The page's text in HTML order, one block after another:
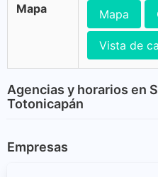
Mapa Mapa
Vista de
Agencias y horarios en
Totonicapán
Empresas